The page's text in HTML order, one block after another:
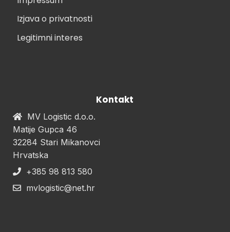
Izjava o privatnosti
Legitimni interes
Kontakt
MV Logistic d.o.o.
Matije Gupca 46
32284 Stari Mikanovci
Hrvatska
+385 98 813 580
mvlogistic@net.hr